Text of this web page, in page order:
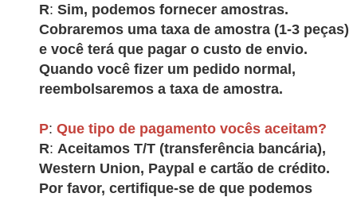
R: Sim, podemos fornecer amostras.
Cobraremos uma taxa de amostra (1-3 peças)
e você terá que pagar o custo de envio.
Quando você fizer um pedido normal,
reembolsaremos a taxa de amostra.
P: Que tipo de pagamento vocês aceitam?
R: Aceitamos T/T (transferência bancária),
Western Union, Paypal e cartão de crédito.
Por favor, certifique-se de que podemos